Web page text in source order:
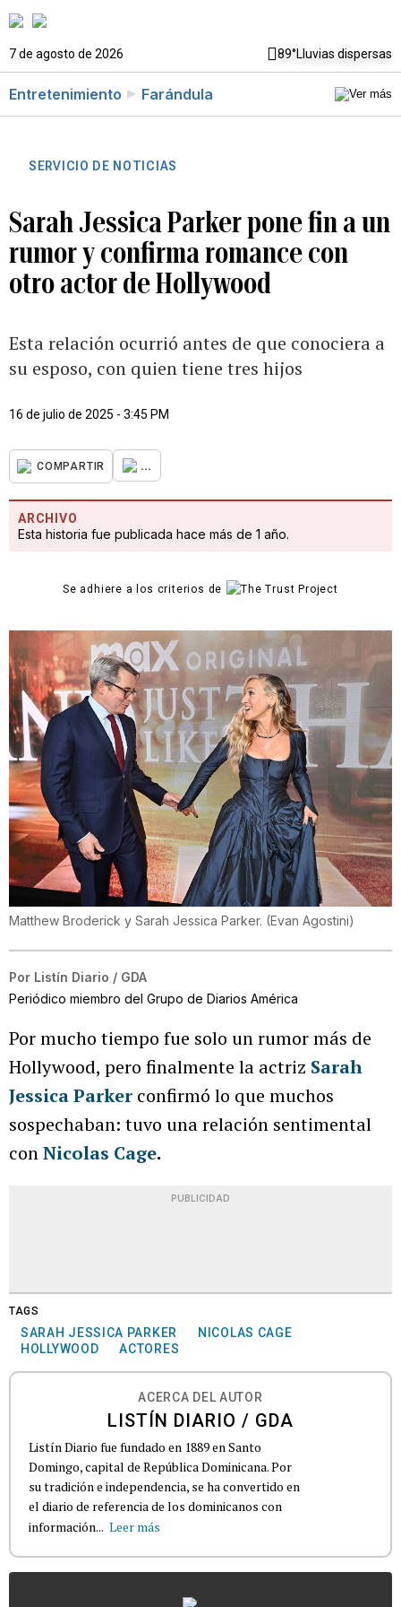
7 de agosto de 2026 89°Lluvias dispersas
Entretenimiento Farándula
SERVICIO DE NOTICIAS
Sarah Jessica Parker pone fin a un
rumor y confirma romance con
otro actor de Hollywood
Esta relación ocurrió antes de que conociera a
su esposo, con quien tiene tres hijos
16 de julio de 2025 - 3:45 PM
COMPARTIR ...
ARCHIVO
Esta historia fue publicada hace más de 1 año.
Se adhiere a los criterios de
Matthew Broderick y Sarah Jessica Parker. (Evan Agostini)
Por Listín Diario / GDA
Periódico miembro del Grupo de Diarios América
Por mucho tiempo fue solo un rumor más de
Hollywood, pero finalmente la actriz Sarah
Jessica Parker confirmó lo que muchos
sospechaban: tuvo una relación sentimental
conNicolas Cage.
PUBLICIDAD
TAGS
SARAH JESSICA PARKER
NICOLAS CAGE
HOLLYWOOD
ACTORES
ACERCA DEL AUTOR
LISTÍN DIARIO / GDA
Listín Diario fue fundado en 1889 en Santo
Domingo, capital de República Dominicana. Por
su tradición e independencia, se ha convertido en
el diario de referencia de los dominicanos con
información... Leer más